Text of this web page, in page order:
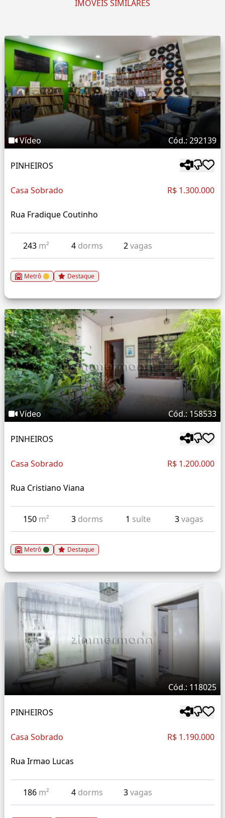
IMÓVEIS SIMILARES
Vídeo Cód.: 292139
PINHEIROS
Casa Sobrado R$ 1.300.000
Rua Fradique Coutinho
243 m² 4 dorms 2vagas
Metrô Destaque
Vídeo Cód.: 158533
PINHEIROS
Casa Sobrado R$ 1.200.000
Rua Cristiano Viana
150 m² 3 dorms 1 suíte 3vagas
Metrô Destaque
Cód.: 118025
PINHEIROS
Casa Sobrado R$ 1.190.000
Rua Irmao Lucas
186 m² 4 dorms 3vagas